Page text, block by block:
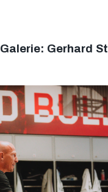
Galerie: Gerhard